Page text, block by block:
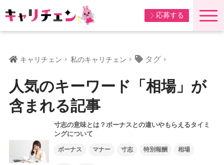
応募する
キャリチェン 私のキャリチェン タグ
人気のキーワード「相場」が
含まれる記事
寸志の意味とは？ボーナスとの違いやもらえるタイミ
ングについて
ボーナス マナー 寸志 特別報酬 相場